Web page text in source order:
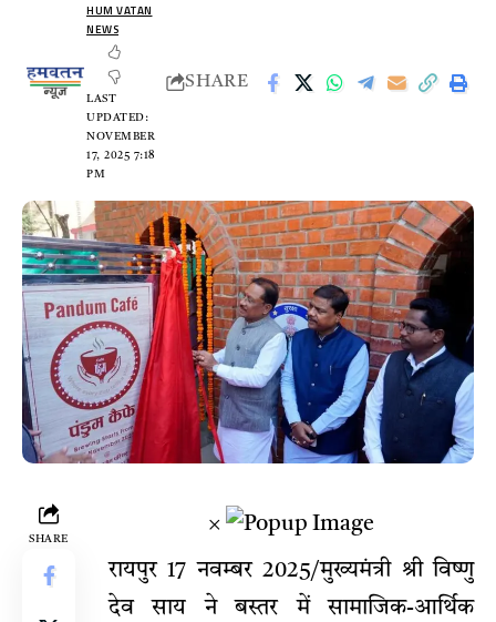
LAST
UPDATED:
NOVEMBER
17, 2025 7:18
PM
HUM VATAN
NEWS
SHARE
SHARE
×
रायपुर 17 नवम्बर 2025/मुख्यमंत्री श्री विष्णु
देव साय ने बस्तर में सामाजिक-आर्थिक